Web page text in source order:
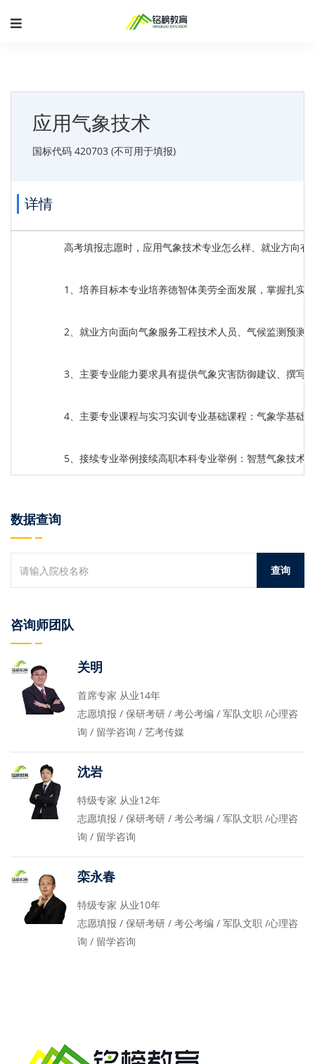
应用气象技术
国标代码 420703 (不可用于填报)
详情
高考填报志愿时，应用气象技术专业怎么样、就业方向
1、培养目标本专业培养德智体美劳全面发展，掌握扎实
2、就业方向面向气象服务工程技术人员、气候监测预测
3、主要专业能力要求具有提供气象灾害防御建议、撰写
4、主要专业课程与实习实训专业基础课程：气象学基础
5、接续专业举例接续高职本科专业举例：智慧气象技术
数据查询
咨询师团队
关明
首席专家 从业14年
志愿填报 / 保研考研 / 考公考编 / 军队文职 /心理咨
询 / 留学咨询 / 艺考传媒
沈岩
特级专家 从业12年
志愿填报 / 保研考研 / 考公考编 / 军队文职 /心理咨
询 / 留学咨询
栾永春
特级专家 从业10年
志愿填报 / 保研考研 / 考公考编 / 军队文职 /心理咨
询 / 留学咨询